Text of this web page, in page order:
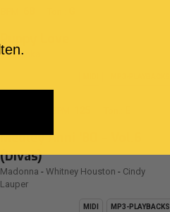
Paul Anka
Medley Anni '80 - Vol.6
(Divas)
Madonna - Whitney Houston - Cindy
Lauper
MIDI MP3-PLAYBACKS